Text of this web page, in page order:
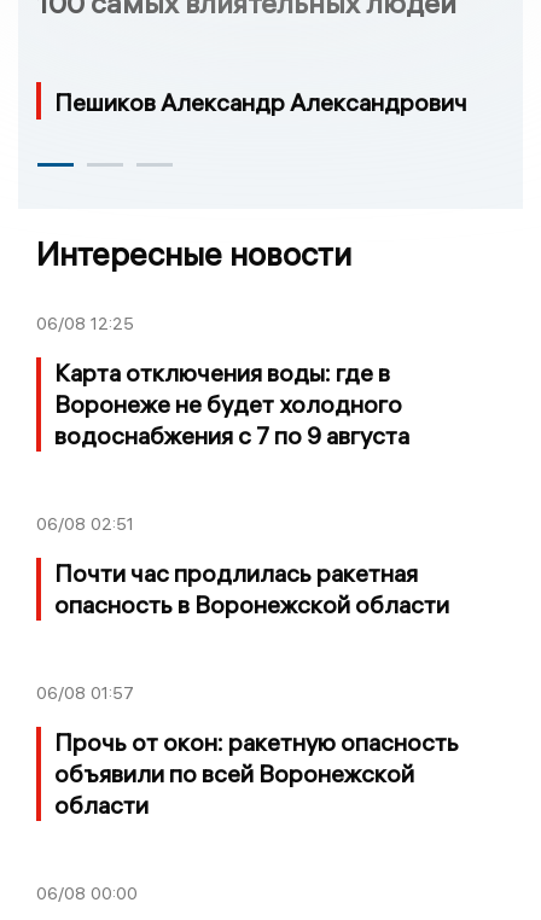
Пешиков Александр Александрович
Интересные новости
06/08 12:25
Карта отключения воды: где в
Воронеже не будет холодного
водоснабжения с 7 по 9 августа
06/08 02:51
Почти час продлилась ракетная
опасность в Воронежской области
06/08 01:57
Прочь от окон: ракетную опасность
объявили по всей Воронежской
области
06/08 00:00